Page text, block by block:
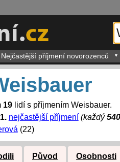
Nejčastější příjmení novorozenců
19lidí s příjmením Weisbauer.
nejčastější příjmení (každý
(22)
Původ Osobnosti